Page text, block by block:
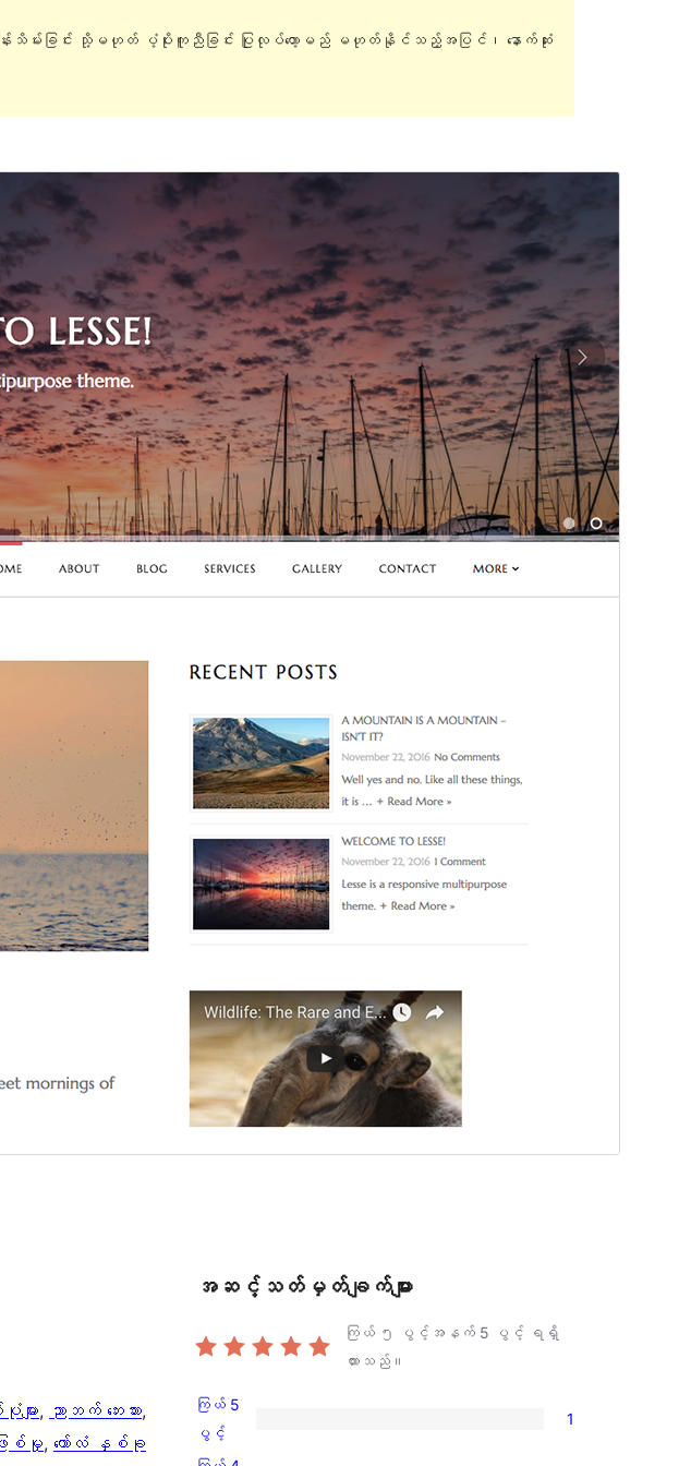
မ်းခြင်း သို့မဟုတ် ပံ့ပိုးကူညီခြင်း ပြုလုပ်တော့မည် မဟုတ်နိုင်သည့်အပြင်၊ နောက်ဆုံး
အစမ်းကြည့်ရှုရန်
ဗားရှင်း
နောက်ဆုံး မွမ်းမံခဲ့သည့် အချိန်
ဇန်နဝါရီ 16, 2017
လက်ရှိအသုံးပြုနေသော တပ်ဆင်မှုများ
WordPress ဗားရှင်း
4.5
PHP ဗားရှင်း
5.3
အခင်းအကျင်း၏ ပင်မစာမျက်နှာ
များ, ညာဘက် ဘေးဘား
စ်မှု, ကော်လံ နှစ်ခု
အဆင့်သတ်မှတ်ချက်များ
ကြယ် ၅ ပွင့်အနက် 5 ပွင့် ရရှိ
ထားသည်။
ကြယ်
5
ကြယ် 5
ပွင့်
1